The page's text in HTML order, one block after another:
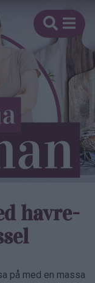
havre-
på med en massa